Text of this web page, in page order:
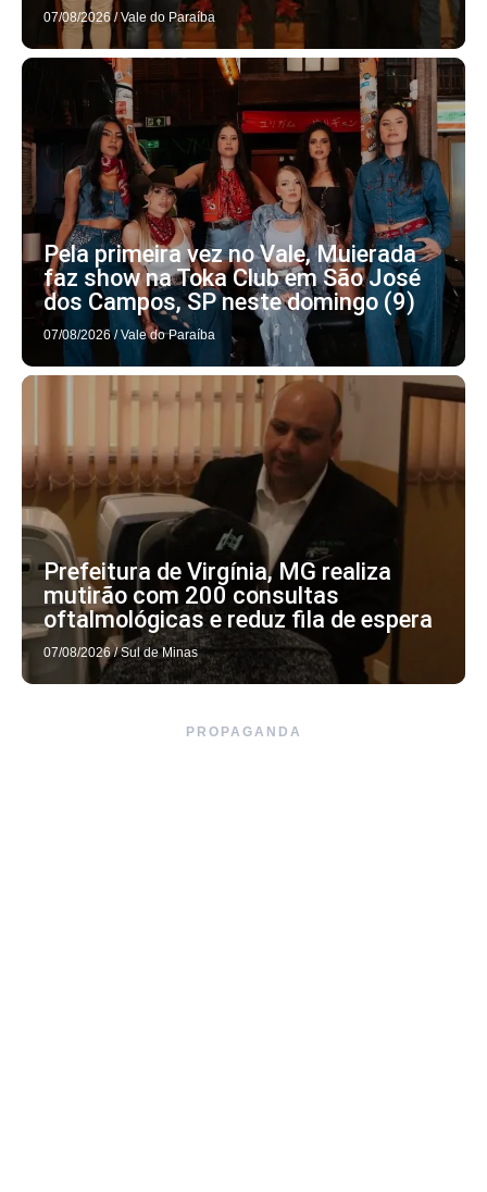
07/08/2026 / Vale do Paraíba
Pela primeira vez no Vale, Muierada
faz show na Toka Club em São José
dos Campos, SP neste domingo (9)
07/08/2026 / Vale do Paraíba
Prefeitura de Virgínia, MG realiza
mutirão com 200 consultas
oftalmológicas e reduz fila de espera
07/08/2026 / Sul de Minas
PROPAGANDA